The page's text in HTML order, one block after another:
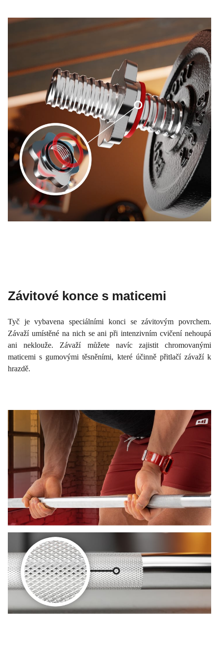
Závitové konce s maticemi
Tyč je vybavena speciálními konci se závitovým povrchem.
Závaží umístěné na nich se ani při intenzivním cvičení nehoupá
ani neklouže. Závaží můžete navíc zajistit chromovanými
maticemi s gumovými těsněními, které účinně přitlačí závaží k
hrazdě.